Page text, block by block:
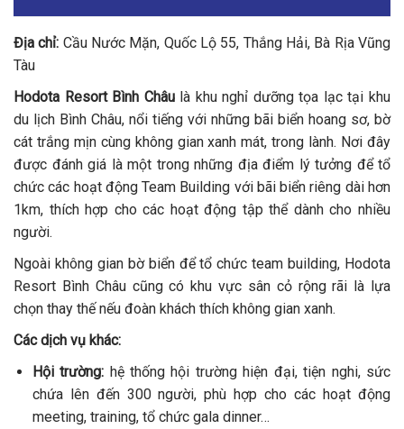
Địa chỉ: Cầu Nước Mặn, Quốc Lộ 55, Thắng Hải, Bà Rịa Vũng
Tàu
Hodota Resort Bình Châulà khu nghỉ dưỡng tọa lạc tại khu
du lịch Bình Châu, nổi tiếng với những bãi biển hoang sơ, bờ
cát trắng mịn cùng không gian xanh mát, trong lành. Nơi đây
được đánh giá là một trong những địa điểm lý tưởng để tổ
chức các hoạt động Team Building với bãi biển riêng dài hơn
1km, thích hợp cho các hoạt động tập thể dành cho nhiều
người.
Ngoài không gian bờ biển để tổ chức team building, Hodota
Resort Bình Châu cũng có khu vực sân cỏ rộng rãi là lựa
chọn thay thế nếu đoàn khách thích không gian xanh.
Các dịch vụ khác:
Hội trường: hệ thống hội trường hiện đại, tiện nghi, sức
chứa lên đến 300 người, phù hợp cho các hoạt động
meeting, training, tổ chức gala dinner…